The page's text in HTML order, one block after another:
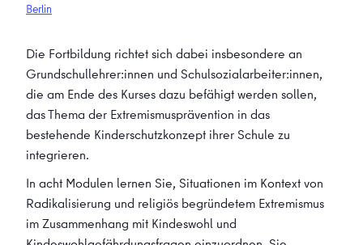
Berlin
Die Fortbildung richtet sich dabei insbesondere an
Grundschullehrer:innen und Schulsozialarbeiter:innen,
die am Ende des Kurses dazu befähigt werden sollen,
das Thema der Extremismusprävention in das
bestehende Kinderschutzkonzept ihrer Schule zu
integrieren.
In acht Modulen lernen Sie, Situationen im Kontext von
Radikalisierung und religiös begründetem Extremismus
im Zusammenhang mit Kindeswohl und